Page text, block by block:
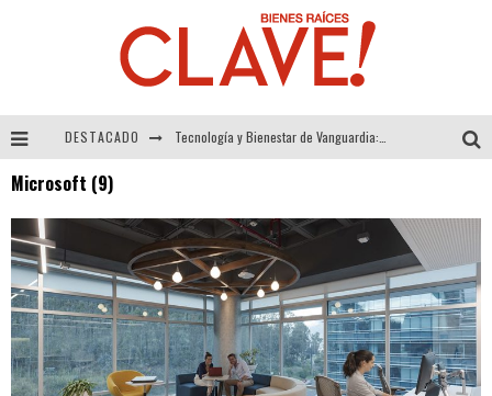
DESTACADO
Alexandra Bedoya – La Constancia detrás de La Paletería
El Despertar de la Calidez: Acabados Dorados de FV para Elevar tu Espacio
Microsoft (9)